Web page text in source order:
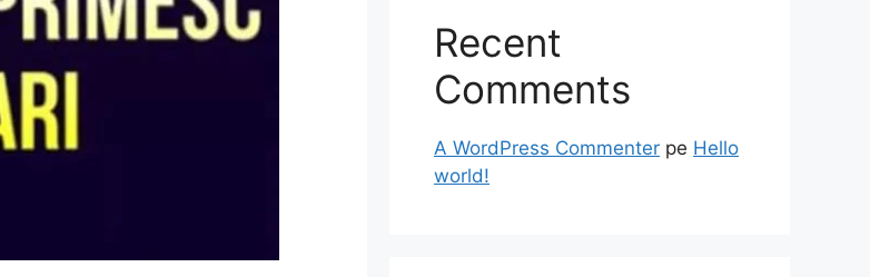
Recent
Comments
A WordPress Commenter pe Hello
world!